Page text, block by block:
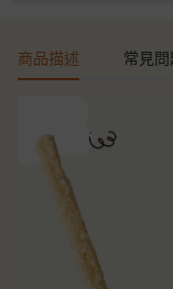
商品描述 常見問